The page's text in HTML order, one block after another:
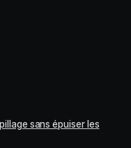
sans épuiser les